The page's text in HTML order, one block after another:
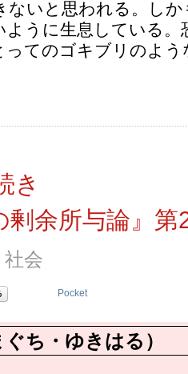
ないと思われる。し
ように生息している
ってのゴキブリのよ
き
剰余所与論』第
社会
Pocket
ち・ゆきはる）